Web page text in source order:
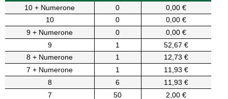
10 + Numerone
0
0,00 €
10
0
0,00 €
9 + Numerone
0
0,00 €
9
1
52,67 €
8 + Numerone
1
12,73 €
7 + Numerone
1
11,93 €
8
6
11,93 €
7
50
2,00 €